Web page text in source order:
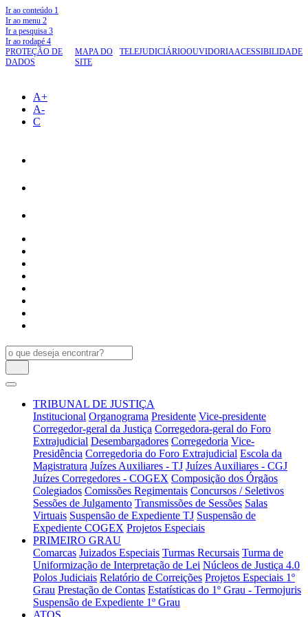
Ir ao conteúdo 1
Ir ao menu 2
Ir a pesquisa 3
Ir ao rodapé 4
PROTEÇÃO DE
DADOS
MAPA DO
SITE
TELEJUDICIÁRIOOUVIDORIAACESSIBILIDADE
A+
A-
C
TRIBUNAL DE JUSTIÇA
Institucional Organograma Presidente Vice-presidente
Corregedor-geral da Justiça Corregedora-geral do Foro
Extrajudicial Desembargadores Corregedoria Vice-
Presidência Corregedoria do Foro Extrajudicial Escola da
Magistratura Juízes Auxiliares - TJ Juízes Auxiliares - CGJ
Juízes Corregedores - COGEX Composição dos Órgãos
Colegiados Comissões Regimentais Concursos / Seletivos
Sessões de Julgamento Transmissões de Sessões Salas
Virtuais Suspensão de Expediente TJ Suspensão de
Expediente COGEX Projetos Especiais
PRIMEIRO GRAU
Comarcas Juizados Especiais Turmas Recursais Turma de
Uniformização de Interpretação de Lei Núcleos de Justiça 4.0
Polos Judiciais Relatório de Correições Projetos Especiais 1º
Grau Prestação de Contas Estatísticas do 1º Grau - Termojuris
Suspensão de Expediente 1º Grau
ATOS